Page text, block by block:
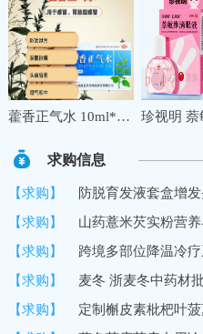
藿香正气水 10ml*10支夏季防暑降温药品套装公司工地三伏天学生军训防中暑降温大礼包套餐
求购信息
【求购】
【求购】
【求购】
【求购】
【求购】